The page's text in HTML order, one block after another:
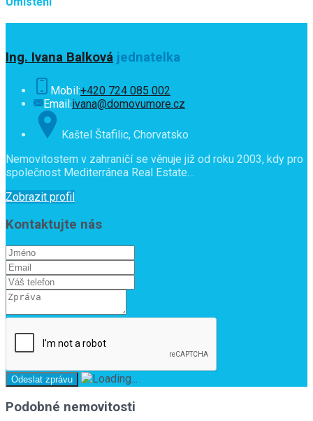
Ing. Ivana Balková jednatelka
Mobil:+420 724 085 002
Email:ivana@domovumore.cz
Kaštel Štafilic, Chorvatsko
Nemovitostem v zahraničí se věnuje již od roku 2003, kdy pro
společnost Mediterránea Real Estate…
Zobrazit profil
Kontaktujte nás
Podobné nemovitosti